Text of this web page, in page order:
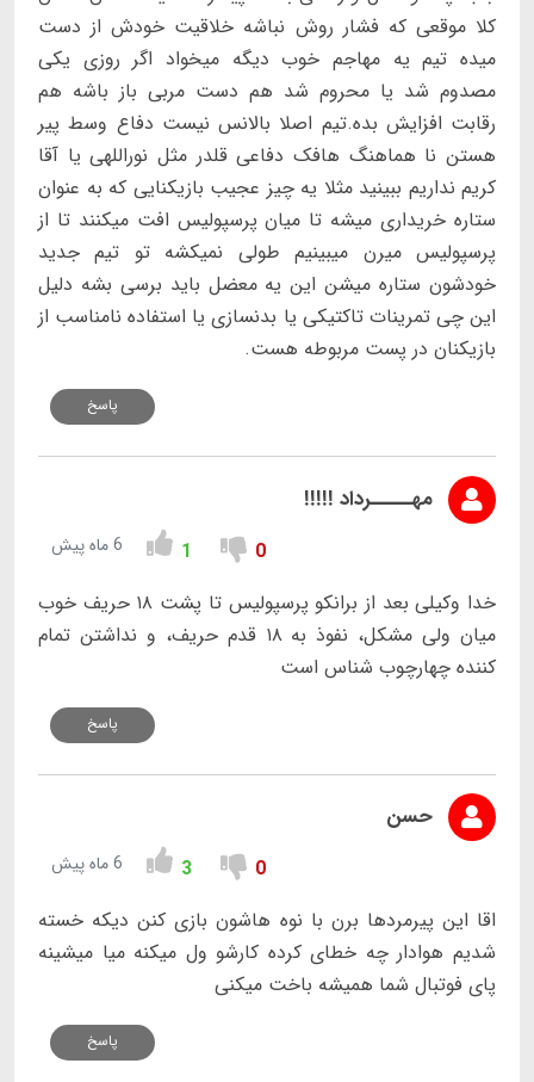
کلا موقعی که فشار روش نباشه خلاقیت خودش از دست
میده تیم یه مهاجم خوب دیگه میخواد اگر روزی یکی
مصدوم شد یا محروم شد هم دست مربی باز باشه هم
رقابت افزایش بده.تیم اصلا بالانس نیست دفاع وسط پیر
هستن نا هماهنگ هافک دفاعی قلدر مثل نوراللهی یا آقا
کریم نداریم ببینید مثلا یه چیز عجیب بازیکنایی که به عنوان
ستاره خریداری میشه تا میان پرسپولیس افت میکنند تا از
پرسپولیس میرن میبینیم طولی نمیکشه تو تیم جدید
خودشون ستاره میشن این یه معضل باید برسی بشه دلیل
این چی تمرینات تاکتیکی یا بدنسازی یا استفاده نامناسب از
بازیکنان در پست مربوطه هست.
پاسخ
مهـــــرداد !!!!!
0
1 6 ماه پیش
خدا وکیلی بعد از برانکو پرسپولیس تا پشت ۱۸ حریف خوب
میان ولی مشکل، نفوذ به ۱۸ قدم حریف، و نداشتن تمام
کننده چهارچوب شناس است
پاسخ
حسن
0
3 6 ماه پیش
اقا این پیرمردها برن با نوه هاشون بازی کنن دیکه خسته
شدیم هوادار چه خطای کرده کارشو ول میکنه میا میشینه
پای فوتبال شما همیشه باخت میکنی
پاسخ